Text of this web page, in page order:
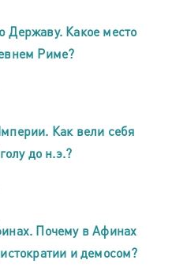
Какое место
Риме?
Как вели себя
до н.э.?
Почему в Афинах
и демосом?